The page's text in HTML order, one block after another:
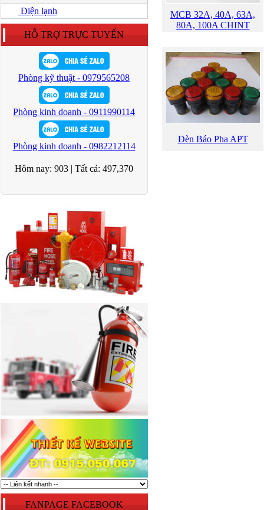
Điện lạnh
HỖ TRỢ TRỰC TUYẾN
Phòng kỹ thuật - 0979565208
Phòng kinh doanh - 0911990114
Phòng kinh doanh - 0982212114
Hôm nay: 903 | Tất cả: 497,370
FANPAGE FACEBOOK
MCB 32A, 40A, 63A,
80A, 100A CHINT
Đèn Báo Pha APT